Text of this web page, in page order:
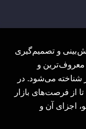
و تصمیم‌گیری
معروف‌ترین و
شناخته می‌شود. در
از فرصت‌های بازار
اجزای آن و